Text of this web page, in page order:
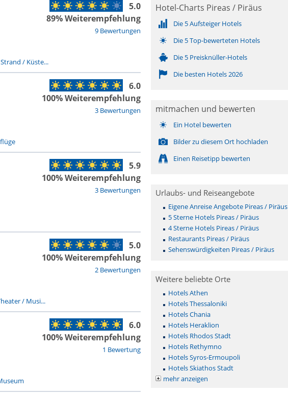
9 Bewertungen
5.0
89% Weiterempfehlung
Strand / Küste...
3 Bewertungen
6.0
100% Weiterempfehlung
3 Bewertungen
5.9
100% Weiterempfehlung
2 Bewertungen
5.0
100% Weiterempfehlung
/ Musi...
1 Bewertung
6.0
100% Weiterempfehlung
Hotel-Charts Pireas / Piräus
Die 5 Aufsteiger Hotels
Die 5 Top-bewerteten Hotels
Die 5 Preisknüller-Hotels
Die besten Hotels 2026
mitmachen und bewerten
Ein Hotel bewerten
Bilder zu diesem Ort hochladen
Einen Reisetipp bewerten
Urlaubs- und Reiseangebote
Eigene Anreise Angebote Pireas / Piräus
5 Sterne Hotels Pireas / Piräus
4 Sterne Hotels Pireas / Piräus
Restaurants Pireas / Piräus
Sehenswürdigkeiten Pireas / Piräus
Weitere beliebte Orte
Hotels Athen
Hotels Thessaloniki
Hotels Chania
Hotels Heraklion
Hotels Rhodos Stadt
Hotels Rethymno
Hotels Syros-Ermoupoli
Hotels Skiathos Stadt
mehr anzeigen